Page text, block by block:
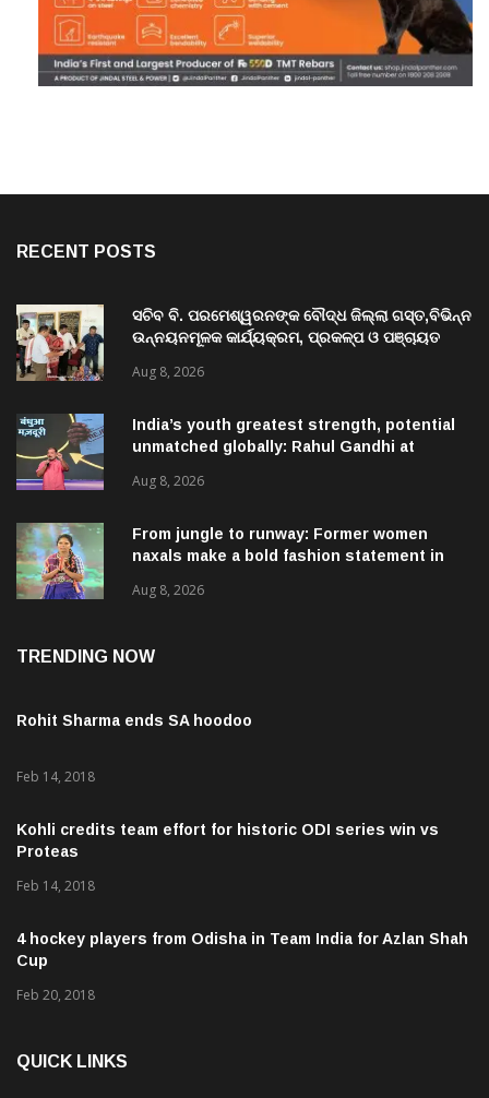
RECENT POSTS
ସଚିବ ବି. ପରମେଶ୍ୱରନଙ୍କ ବୌଦ୍ଧ ଜିଲ୍ଲା ଗସ୍ତ,ବିଭିନ୍ନ
ଉନ୍ନୟନମୂଳକ କାର୍ଯ୍ୟକ୍ରମ, ପ୍ରକଳ୍ପ ଓ ପଞ୍ଚାୟତ
Aug 8, 2026
India’s youth greatest strength, potential
unmatched globally: Rahul Gandhi at
Aug 8, 2026
From jungle to runway: Former women
naxals make a bold fashion statement in
Aug 8, 2026
TRENDING NOW
Rohit Sharma ends SA hoodoo
Feb 14, 2018
Kohli credits team effort for historic ODI series win vs
Proteas
Feb 14, 2018
4 hockey players from Odisha in Team India for Azlan Shah
Cup
Feb 20, 2018
QUICK LINKS